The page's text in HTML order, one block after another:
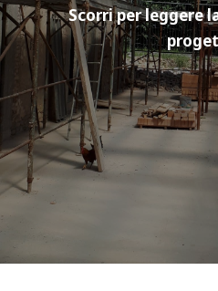
Scorri per leggere